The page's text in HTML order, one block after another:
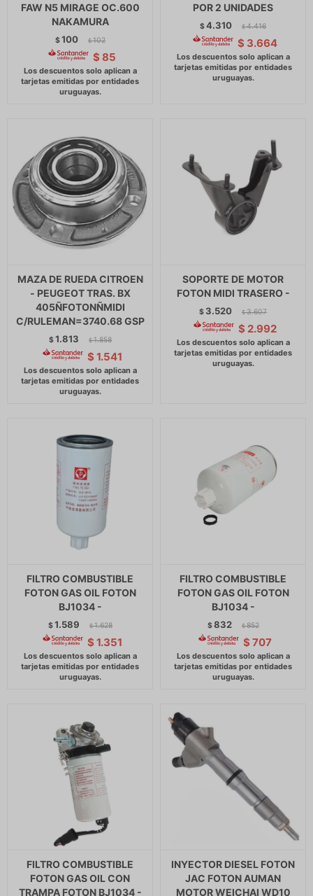
FAW N5 MIRAGE OC.600
NAKAMURA
$100 $ 102
$ 85
POR 2 UNIDADES
$4.310 $ 4.416
$ 3.664
MAZA DE RUEDA CITROEN
- PEUGEOT TRAS. BX
405ÑFOTONÑMIDI
C/RULEMAN=3740.68 GSP
$1.813 $ 1.858
$ 1.541
SOPORTE DE MOTOR
FOTON MIDI TRASERO -
$ 3.520 $ 3.607
$ 2.992
FILTRO COMBUSTIBLE
FOTON GAS OIL FOTON
BJ1034 -
$1.589 $ 1.628
$ 1.351
FILTRO COMBUSTIBLE
FOTON GAS OIL FOTON
BJ1034 -
$832 $ 852
$ 707
FILTRO COMBUSTIBLE
FOTON GAS OIL CON
TRAMPA FOTON BJ1034 -
INYECTOR DIESEL FOTON
JAC FOTON AUMAN
MOTOR WEICHAI WD10